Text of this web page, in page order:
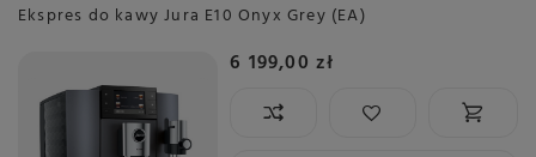
Ekspres do kawy Jura E10 Onyx Grey (EA)
6 199,00 zł